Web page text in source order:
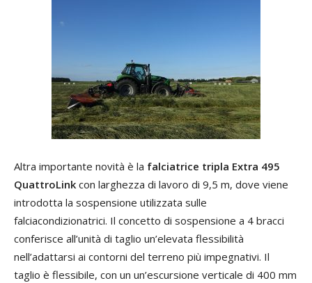
Altra importante novità è la falciatrice tripla Extra 495
QuattroLink con larghezza di lavoro di 9,5 m, dove viene
introdotta la sospensione utilizzata sulle
falciacondizionatrici. Il concetto di sospensione a 4 bracci
conferisce all’unità di taglio un’elevata flessibilità
nell’adattarsi ai contorni del terreno più impegnativi. Il
taglio è flessibile, con un un’escursione verticale di 400 mm